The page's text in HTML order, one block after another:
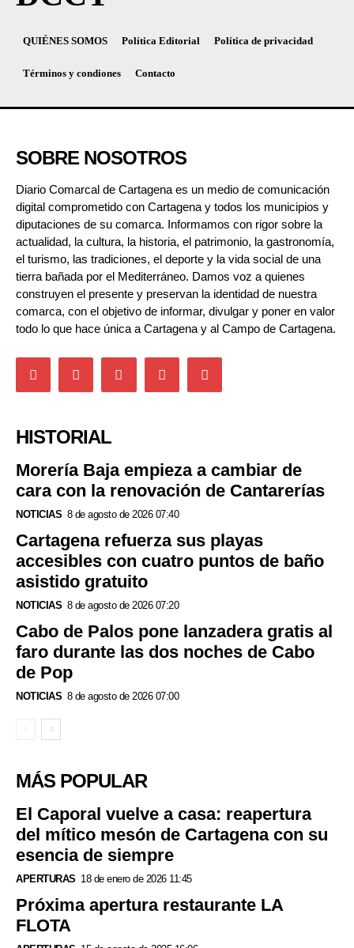
QUIÉNES SOMOS Política Editorial Política de privacidad
Términos y condiones Contacto
SOBRE NOSOTROS
Diario Comarcal de Cartagena es un medio de comunicación
digital comprometido con Cartagena y todos los municipios y
diputaciones de su comarca. Informamos con rigor sobre la
actualidad, la cultura, la historia, el patrimonio, la gastronomía,
el turismo, las tradiciones, el deporte y la vida social de una
tierra bañada por el Mediterráneo. Damos voz a quienes
construyen el presente y preservan la identidad de nuestra
comarca, con el objetivo de informar, divulgar y poner en valor
todo lo que hace única a Cartagena y al Campo de Cartagena.
HISTORIAL
Morería Baja empieza a cambiar de
cara con la renovación de Cantarerías
NOTICIAS 8 de agosto de 2026 07:40
Cartagena refuerza sus playas
accesibles con cuatro puntos de baño
asistido gratuito
NOTICIAS 8 de agosto de 2026 07:20
Cabo de Palos pone lanzadera gratis al
faro durante las dos noches de Cabo
de Pop
NOTICIAS 8 de agosto de 2026 07:00
MÁS POPULAR
El Caporal vuelve a casa: reapertura
del mítico mesón de Cartagena con su
esencia de siempre
APERTURAS 18 de enero de 2026 11:45
Próxima apertura restaurante LA
FLOTA